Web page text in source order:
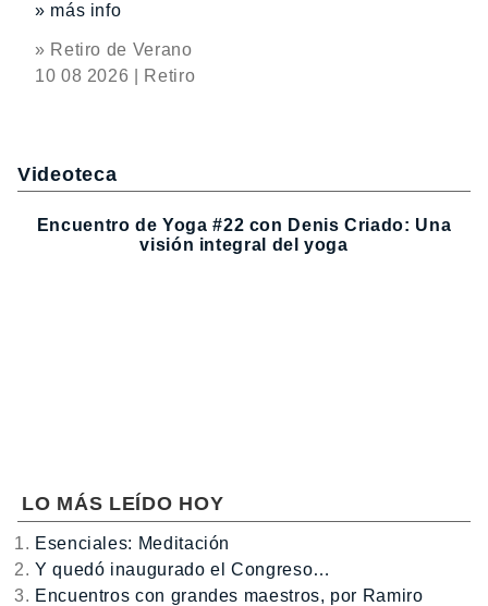
» más info
» Retiro de Verano
10 08 2026 | Retiro
Videoteca
Encuentro de Yoga #22 con Denis Criado: Una
visión integral del yoga
LO MÁS LEÍDO HOY
Esenciales: Meditación
Y quedó inaugurado el Congreso…
Encuentros con grandes maestros, por Ramiro